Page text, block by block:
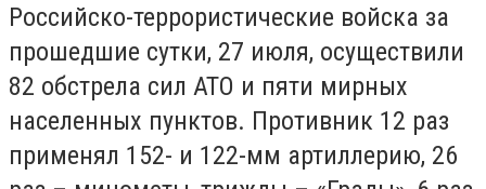
Российско-террористические войска за
прошедшие сутки, 27 июля, осуществили
82 обстрела сил АТО и пяти мирных
населенных пунктов. Противник 12 раз
применял 152- и 122-мм артиллерию, 26